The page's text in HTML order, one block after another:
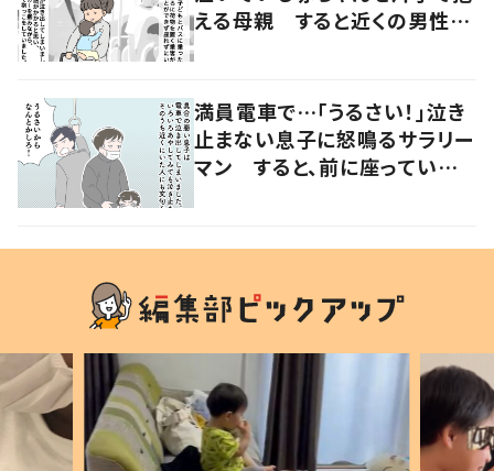
える母親 すると近くの男性が
満員電車で…「うるさい！」泣き
止まない息子に怒鳴るサラリー
マン すると、前に座っていた